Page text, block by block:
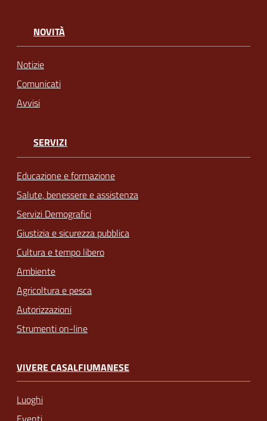
NOVITÀ
Notizie
Comunicati
Avvisi
SERVIZI
Educazione e formazione
Salute, benessere e assistenza
Servizi Demografici
Giustizia e sicurezza pubblica
Cultura e tempo libero
Ambiente
Agricoltura e pesca
Autorizzazioni
Strumenti on-line
VIVERE CASALFIUMANESE
Luoghi